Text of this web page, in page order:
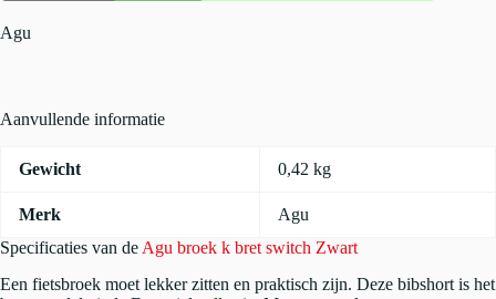
switch
Zwart
Agu
Specificaties van de Agu broek k bret switch Zwart
Een fietsbroek moet lekker zitten en praktisch zijn. Deze bibshort is het
Aanvullende informatie
Gewicht 0,42 kg
Merk Agu